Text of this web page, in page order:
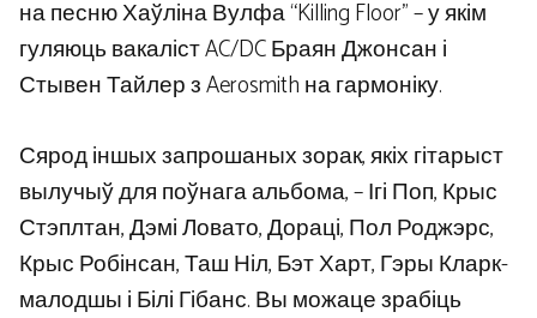
на песню Хаўліна Вулфа “Killing Floor” – у якім
гуляюць вакаліст AC/DC Браян Джонсан і
Стывен Тайлер з Aerosmith на гармоніку.
Сярод іншых запрошаных зорак, якіх гітарыст
вылучыў для поўнага альбома, – Ігі Поп, Крыс
Стэплтан, Дэмі Ловато, Дораці, Пол Роджэрс,
Крыс Робінсан, Таш Ніл, Бэт Харт, Гэры Кларк-
малодшы і Білі Гібанс. Вы можаце зрабіць